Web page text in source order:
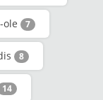
ole 7
8
14